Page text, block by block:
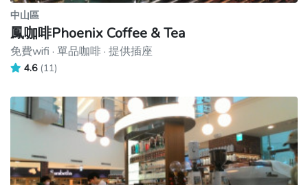
中山區
鳳咖啡Phoenix Coffee & Tea
免費wifi · 單品咖啡 · 提供插座
4.6 (11)